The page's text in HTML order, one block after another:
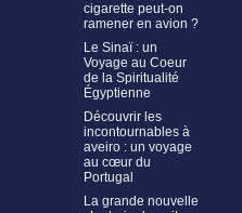
cigarette peut-on
ramener en avion ?
Le Sinaï : un
Voyage au Coeur
de la Spiritualité
Égyptienne
Découvrir les
incontournables à
aveiro : un voyage
au cœur du
Portugal
La grande nouvelle